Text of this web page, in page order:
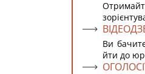
Ви
йти до